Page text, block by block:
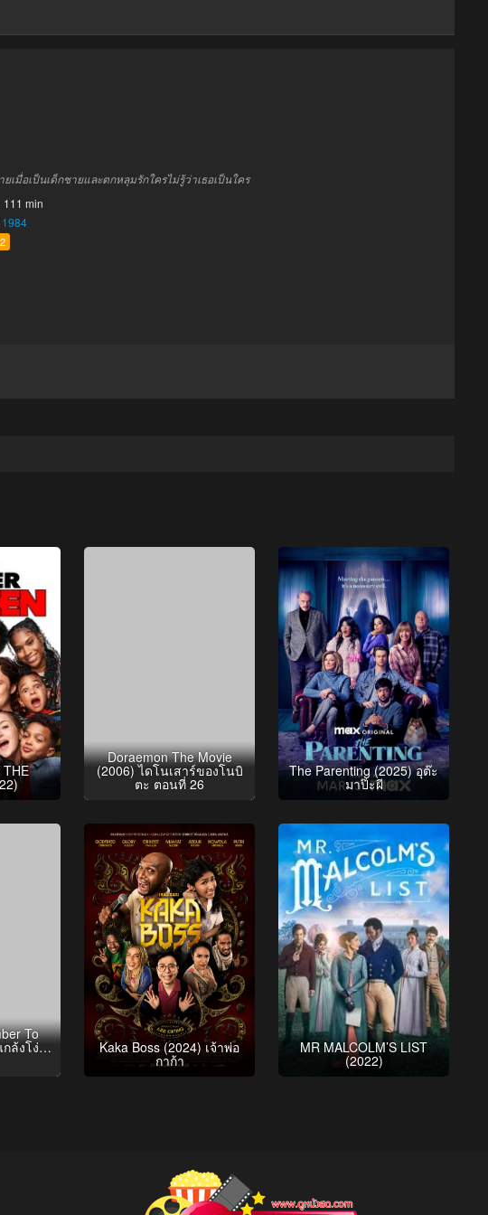
อเป็นเด็กชายและตกหลุมรักใครไม่รู้ว่าเธอเป็นใคร
111 min
1984
THE
Doraemon The Movie
(2006) ไดโนเสาร์ของโนบิ
ตะ ตอนที่ 26
The Parenting (2025) อุต๊ะ
มาป๊ะผี
To
กล้งโง่… Kaka Boss (2024) เจ้าพ่อ
กาก้า
MR MALCOLM’S LIST
(2022)